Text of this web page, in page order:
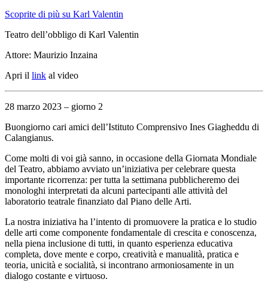
Scoprite di più su Karl Valentin
Teatro dell’obbligo di Karl Valentin
Attore: Maurizio Inzaina
Apri il link al video
28 marzo 2023 – giorno 2
Buongiorno cari amici dell’Istituto Comprensivo Ines Giagheddu di
Calangianus.
Come molti di voi già sanno, in occasione della Giornata Mondiale
del Teatro, abbiamo avviato un’iniziativa per celebrare questa
importante ricorrenza: per tutta la settimana pubblicheremo dei
monologhi interpretati da alcuni partecipanti alle attività del
laboratorio teatrale finanziato dal Piano delle Arti.
La nostra iniziativa ha l’intento di promuovere la pratica e lo studio
delle arti come componente fondamentale di crescita e conoscenza,
nella piena inclusione di tutti, in quanto esperienza educativa
completa, dove mente e corpo, creatività e manualità, pratica e
teoria, unicità e socialità, si incontrano armoniosamente in un
dialogo costante e virtuoso.